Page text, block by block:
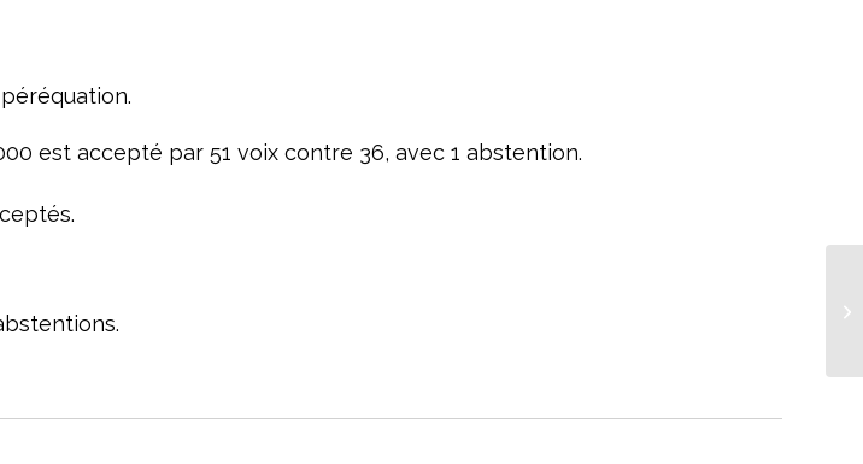
est accepté par 51 voix contre 36, avec 1 abstention.